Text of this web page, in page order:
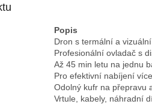
Popis
Dron s termální a
Profesionální ovladač s
Až 45 min letu na jednu
Pro efektivní nabíjení
Odolný kufr na přepravu
Vrtule, kabely, náhradní